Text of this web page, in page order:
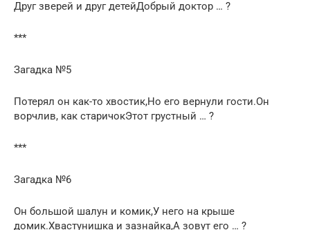
Друг зверей и друг детейДобрый доктор … ?
***
Загадка №5
Потерял он как-то хвостик,Но его вернули гости.Он
ворчлив, как старичокЭтот грустный … ?
***
Загадка №6
Он большой шалун и комик,У него на крыше
домик.Хвастунишка и зазнайка,А зовут его … ?